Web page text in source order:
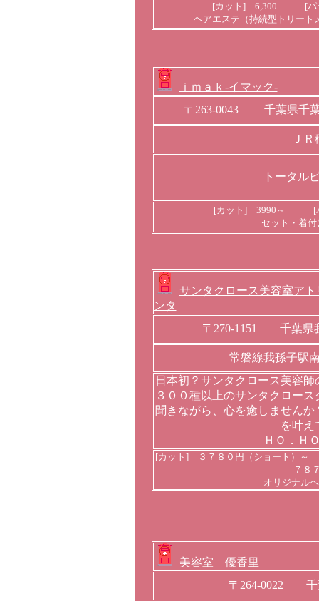
[カット] 6,300 [パ
ヘアエステ（持続型トリート
ｉｍａｋ-イマック-
〒263-0043 千葉県千葉
Ｊ
トータル
[カット] 3990～ [
セット・着
サンタクロース美容室アト
ンタ
〒270-1151 千葉県
常磐線我孫子駅
日本初？サンタクロース美容
３００種以上のサンタクロー
聞きながら、心を癒しません
を叶え
ＨＯ．Ｈ
[カット] ３７８０円（ショート
７８
オリジナル
美容室 優香里
〒264-0022 千